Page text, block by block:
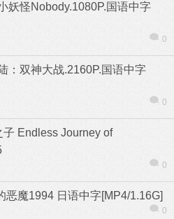
妖怪Nobody.1080P.国语中字
0
：双神大战.2160P.国语中字
0
子 Endless Journey of
0
恶魔1994 日语中字[MP4/1.16G]
0